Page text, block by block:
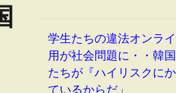
学生たちの違法オンラ
用が社会問題に・・韓
たちが『ハイリスクに
ているからだ」